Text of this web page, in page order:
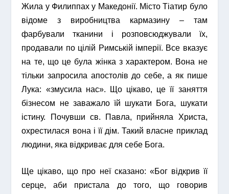
Жила у Филиппах у Македонії. Місто Тіатир було
відоме з виробництва кармазину – там
фарбували тканини і розповсюджували їх,
продавали по цілій Римській імперії. Все вказує
на те, що це була жінка з характером. Вона не
тільки запросила апостолів до себе, а як пише
Лука: «змусила нас». Що цікаво, це її заняття
бізнесом не заважало їй шукати Бога, шукати
істину. Почувши св. Павла, прийняла Христа,
охрестилася вона і її дім. Такий власне приклад
людини, яка відкриває для себе Бога.
Ще цікаво, що про неї сказано: «Бог відкрив її
серце, аби пристала до того, що говорив